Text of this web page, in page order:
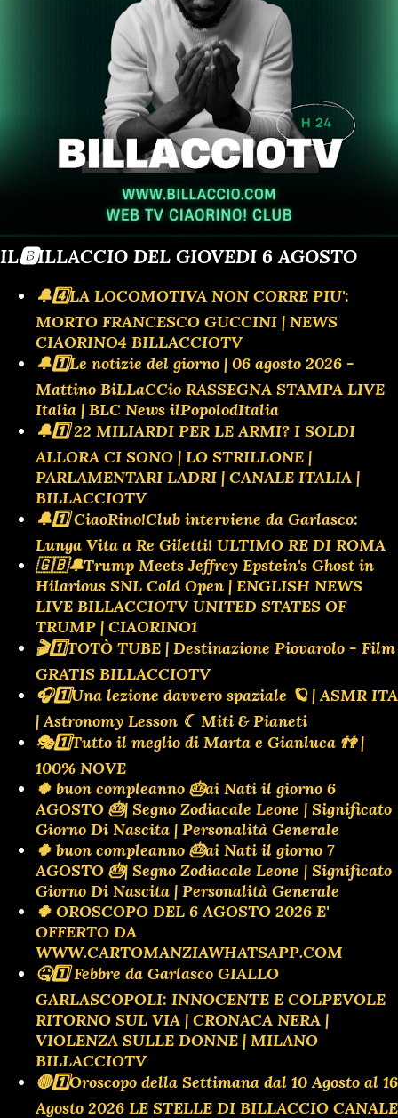
IL🅱️ILLACCIO DEL GIOVEDI 6 AGOSTO
🔔4️⃣LA LOCOMOTIVA NON CORRE PIU':
MORTO FRANCESCO GUCCINI | NEWS
CIAORINO4 BILLACCIOTV
🔔1️⃣Le notizie del giorno | 06 agosto 2026 -
Mattino BiLLaCCio RASSEGNA STAMPA LIVE
Italia | BLC News ilPopolodItalia
🔔1️⃣ 22 MILIARDI PER LE ARMI? I SOLDI
ALLORA CI SONO | LO STRILLONE |
PARLAMENTARI LADRI | CANALE ITALIA |
BILLACCIOTV
🔔1️⃣ CiaoRino!Club interviene da Garlasco:
Lunga Vita a Re Giletti! ULTIMO RE DI ROMA
🇬🇧🔔Trump Meets Jeffrey Epstein's Ghost in
Hilarious SNL Cold Open | ENGLISH NEWS
LIVE BILLACCIOTV UNITED STATES OF
TRUMP | CIAORINO1
🎬1️⃣TOTÒ TUBE | Destinazione Piovarolo - Film
GRATIS BILLACCIOTV
🎧1️⃣Una lezione davvero spaziale 🪐 | ASMR ITA
| Astronomy Lesson ☾ Miti & Pianeti
🎭1️⃣Tutto il meglio di Marta e Gianluca 👫 |
100% NOVE
🍀 buon compleanno 🎂ai Nati il giorno 6
AGOSTO 🎂| Segno Zodiacale Leone | Significato
Giorno Di Nascita | Personalità Generale
🍀 buon compleanno 🎂ai Nati il giorno 7
AGOSTO 🎂| Segno Zodiacale Leone | Significato
Giorno Di Nascita | Personalità Generale
🍀 OROSCOPO DEL 6 AGOSTO 2026 E'
OFFERTO DA
WWW.CARTOMANZIAWHATSAPP.COM
🤒1️⃣ Febbre da Garlasco GIALLO
GARLASCOPOLI: INNOCENTE E COLPEVOLE
RITORNO SUL VIA | CRONACA NERA |
VIOLENZA SULLE DONNE | MILANO
BILLACCIOTV
🔴1️⃣Oroscopo della Settimana dal 10 Agosto al 16
Agosto 2026 LE STELLE DI BILLACCIO CANALE